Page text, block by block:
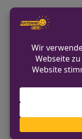
Alle
Deine E-